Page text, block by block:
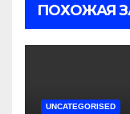
ПОХОЖАЯ
UNCATEGORISED